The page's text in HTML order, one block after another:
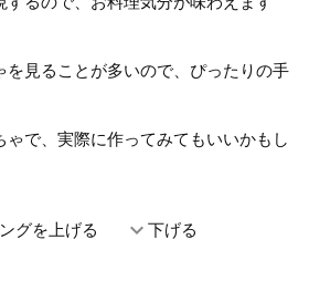
を見ることが多いので、ぴったりの手
で、実際に作ってみてもいいかもし
グを上げる expand_more下げる